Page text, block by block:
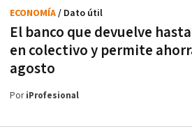
El banco que devuelve
en colectivo y permite
agosto
ECONOMÍA/ Dato útil
PoriProfesional